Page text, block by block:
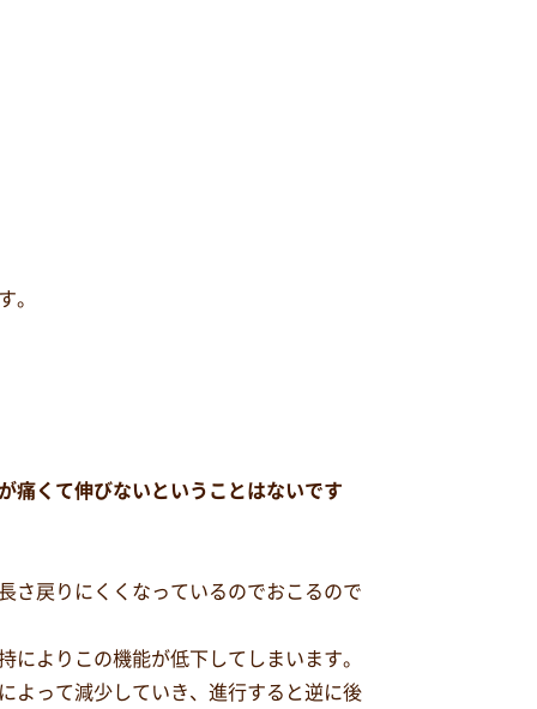
。
痛くて伸びないということはないです
さ戻りにくくなっているのでおこるので
よりこの機能が低下してしまいます。
よって減少していき、進行すると逆に後